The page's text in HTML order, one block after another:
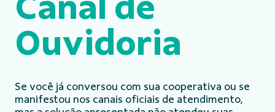
Ouvidoria
Se você já conversou com sua cooperativa ou se
manifestou nos canais oficiais de atendimento,